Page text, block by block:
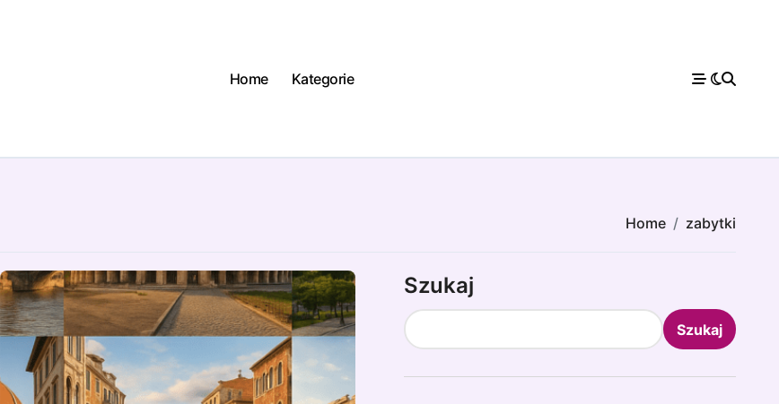
Home Kategorie
Home zabytki
Szukaj
Szukaj